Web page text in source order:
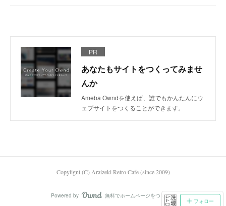
PR
あなたもサイトをつくってみませ
んか
Ameba Owndを使えば、誰でもかんたんにウ
ェブサイトをつくることができます。
フォロー
Copylignt (C) Araizeki Retro Cafe (since 2009)
Powered by AmebaOwnd
無料でホームページをつくろう